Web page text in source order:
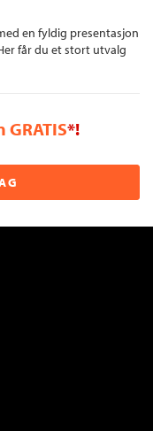
en fyldig presentasjon
får du et stort utvalg
*!